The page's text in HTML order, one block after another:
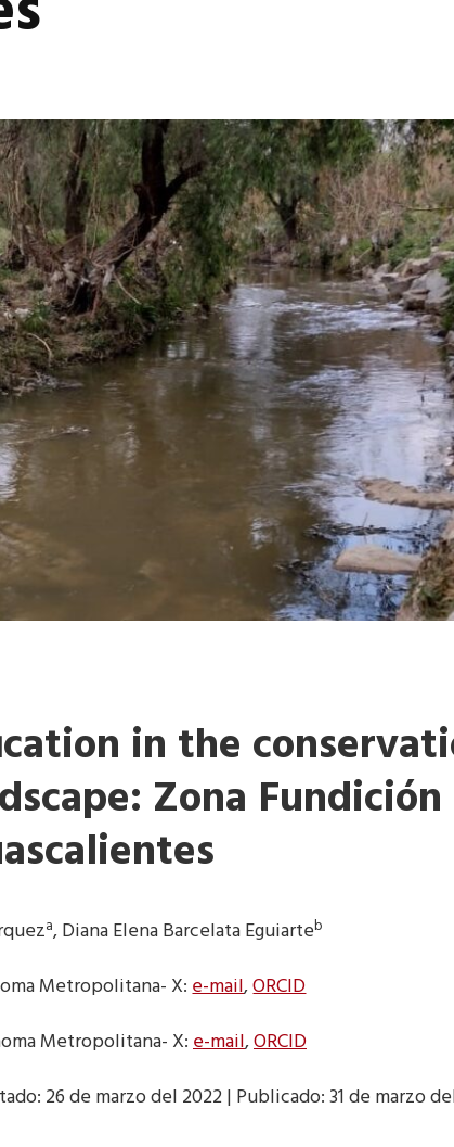
in the
Zona Fundición
a, Diana Elena Barcelata Eguiarteb
Metropolitana- X:e-mail,ORCID
Metropolitana- X:e-mail,ORCID
26 de marzo del 2022 | Publicado: 31 de marzo